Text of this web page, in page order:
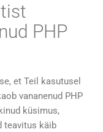
PHP
et Teil kasutusel
vananenud PHP
küsimus,
teavitus käib